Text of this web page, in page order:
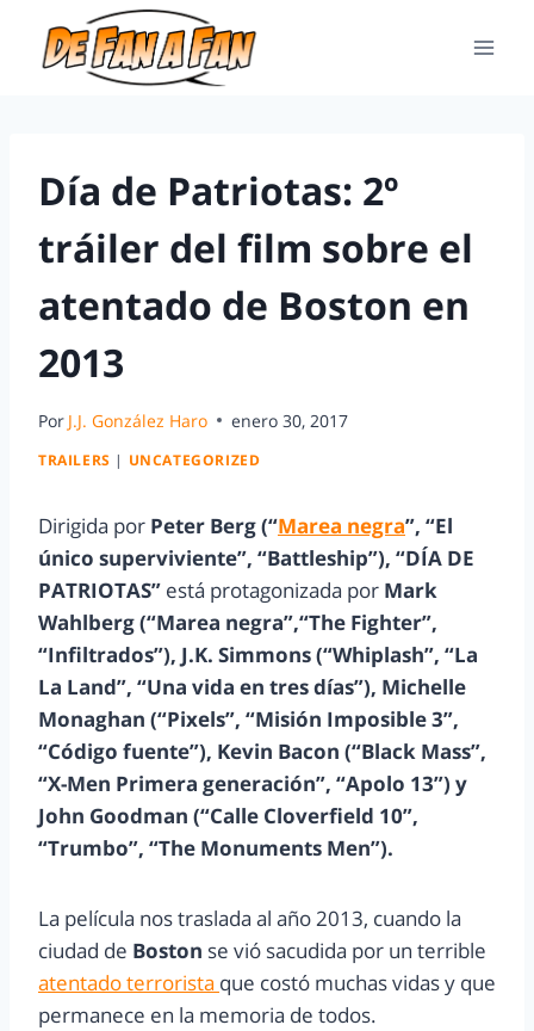
Día de Patriotas: 2º
tráiler del film sobre el
atentado de Boston en
2013
Por J.J. González Haro enero 30, 2017
TRAILERS | UNCATEGORIZED
Dirigida por Peter Berg (“Marea negra”, “El
único superviviente”, “Battleship”), “DÍA DE
PATRIOTAS” está protagonizada por Mark
Wahlberg (“Marea negra”,“The Fighter”,
“Infiltrados”), J.K. Simmons (“Whiplash”, “La
La Land”, “Una vida en tres días”), Michelle
Monaghan (“Pixels”, “Misión Imposible 3”,
“Código fuente”), Kevin Bacon (“Black Mass”,
“X-Men Primera generación”, “Apolo 13”) y
John Goodman (“Calle Cloverfield 10”,
“Trumbo”, “The Monuments Men”).
La película nos traslada al año 2013, cuando la
ciudad de Boston se vió sacudida por un terrible
atentado terrorista que costó muchas vidas y que
permanece en la memoria de todos.